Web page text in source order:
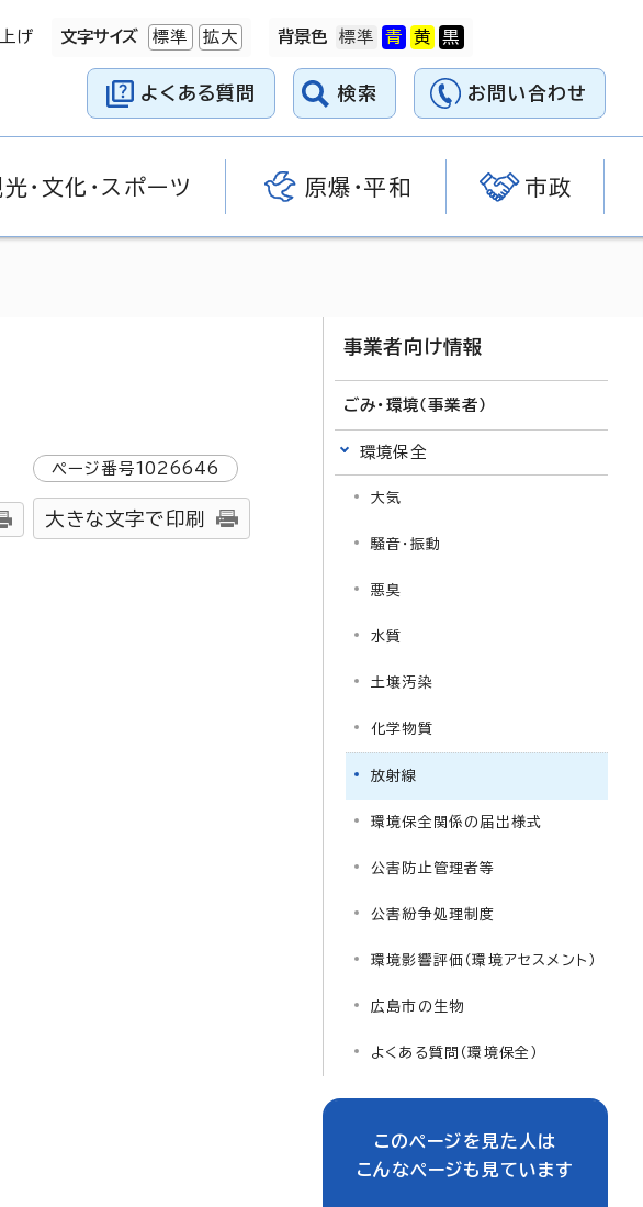
げ 文字サイズ 標準 拡大 背景色
よくある質問 検索 お問い合わせ
・文化・スポーツ 原爆・平和 市政
ページ番号1026646
大きな文字で印刷
事業者向け情報
ごみ・環境（事業者）
環境保全
大気
騒音・振動
悪臭
水質
土壌汚染
化学物質
放射線
環境保全関係の届出様式
公害防止管理者等
公害紛争処理制度
環境影響評価（環境アセスメント）
広島市の生物
よくある質問（環境保全）
このページを見た人は
こんなページも見ています